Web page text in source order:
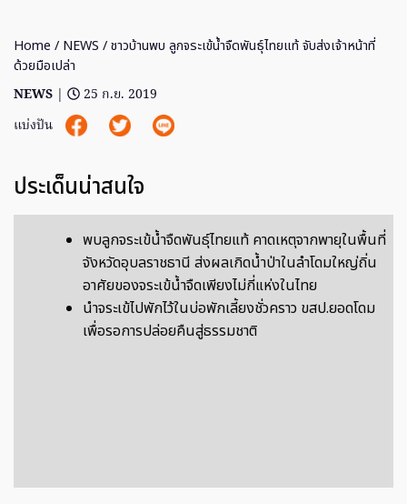
Home / NEWS / ชาวบ้านพบ ลูกจระเข้น้ำจืดพันธุ์ไทยแท้ จับส่งเจ้าหน้าที่
ด้วยมือเปล่า
NEWS |
25 ก.ย. 2019
แบ่งปัน
ประเด็นน่าสนใจ
พบลูกจระเข้น้ำจืดพันธุ์ไทยแท้​ คาดเหตุจากพายุในพื้นที่
จังหวัดอุบล​ราชธานี​ ส่งผลเกิดน้ำป่าในลำโดมใหญ่ถิ่น
อาศัยของจระเข้น้ำจืดเพียงไม่กี่แห่งในไทย
นำจระเข้ไปพักไว้ในบ่อพักเลี้ยงชั่วคราว ขสป.ยอดโดม
เพื่อรอการปล่อยคืนสู่ธรรมชาติ